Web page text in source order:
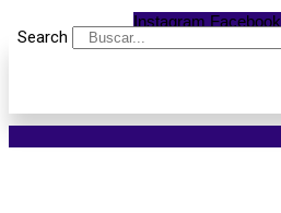
Instagram Facebook
Search